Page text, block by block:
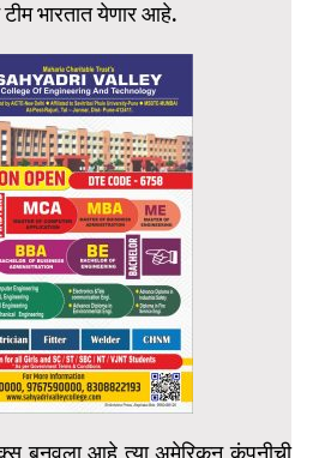
भारतात येणार आहे.
बनवला आहे त्या अमेरिकन कंपनीची